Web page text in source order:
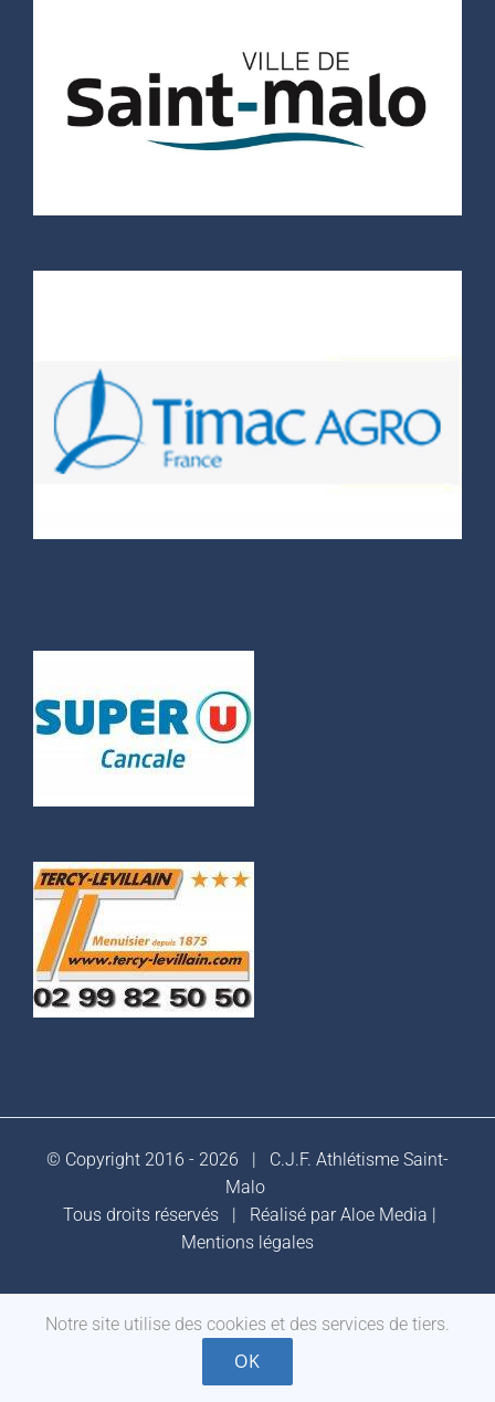
© Copyright 2016 - 2026 | C.J.F. Athlétisme Saint-
Malo
Tous droits réservés | Réalisé parAloe Media
Mentions légales
Facebook
Notre site utilise des cookies et des services de tiers.
OK